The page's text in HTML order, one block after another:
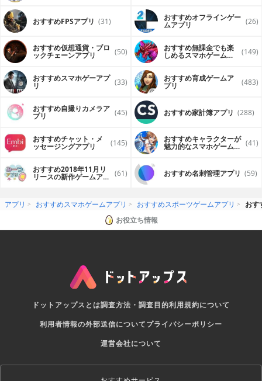
おすすめFPSアプリ (31) おすすめオフラインゲー
ムアプリ (26)
おすすめ仮想通貨・ブロ
ックチェーンアプリ (50) おすすめ無課金でも楽
しめるスマホゲームア (149)
おすすめスマホゲーアプ
リ (33) おすすめ育成ゲームア
プリ (483)
おすすめ自撮りカメラア
プリ (45) おすすめ家計簿アプリ (288)
おすすめチャット・メ
ッセージングアプリ (145) おすすめキャラクターが
魅力的なスマホゲームア (41)
おすすめ2018年11月リ
リースの新作ゲームアプ (61) おすすめ名刺管理アプリ (59)
アプリ おすすめスマホゲームアプリ おすすめスポーツゲームアプリ
おす
お役立ち情報
ドットアップスとは調査方法・調査目的利用規約について
利用者情報の外部送信についてプライバシーポリシー
運営会社について